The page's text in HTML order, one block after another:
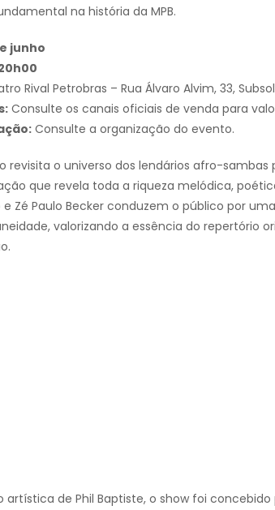
na história da MPB.
junho
Rival Petrobras – Rua Álvaro Alvim, 33,
Consulte os canais oficiais de venda para
Consulte a organização do evento.
revisita o universo dos lendários afro-
que revela toda a riqueza melódica,
Zé Paulo Becker conduzem o público por
valorizando a essência do repertório
artística de Phil Baptiste, o show foi